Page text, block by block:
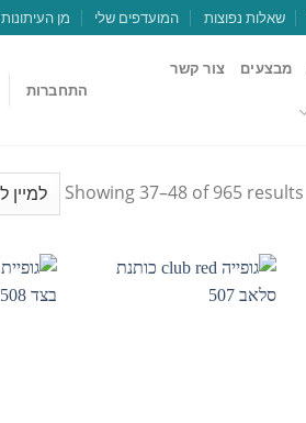
שאלות נפוצות המועדפים שלי מן העיתונות
מבצעים צור קשר
התחברות
Showing 37–48 of 965 results